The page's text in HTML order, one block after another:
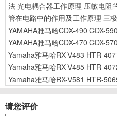
法 光电耦合器工作原理 压敏电阻
管在电路中的作用及工作原理 三
YAMAHA雅马哈CDX-490 CDX-
YAMAHA雅马哈CDX-470 CDX-
Yamaha雅马哈RX-V483 HTR-
Yamaha雅马哈RX-V485 HTR-
Yamaha雅马哈RX-V581 HTR-
请您评价